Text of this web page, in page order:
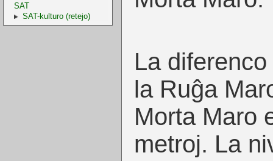
SAT
SAT-kulturo (retejo)
La
la Ruĝa
Morta Maro
metroj. La